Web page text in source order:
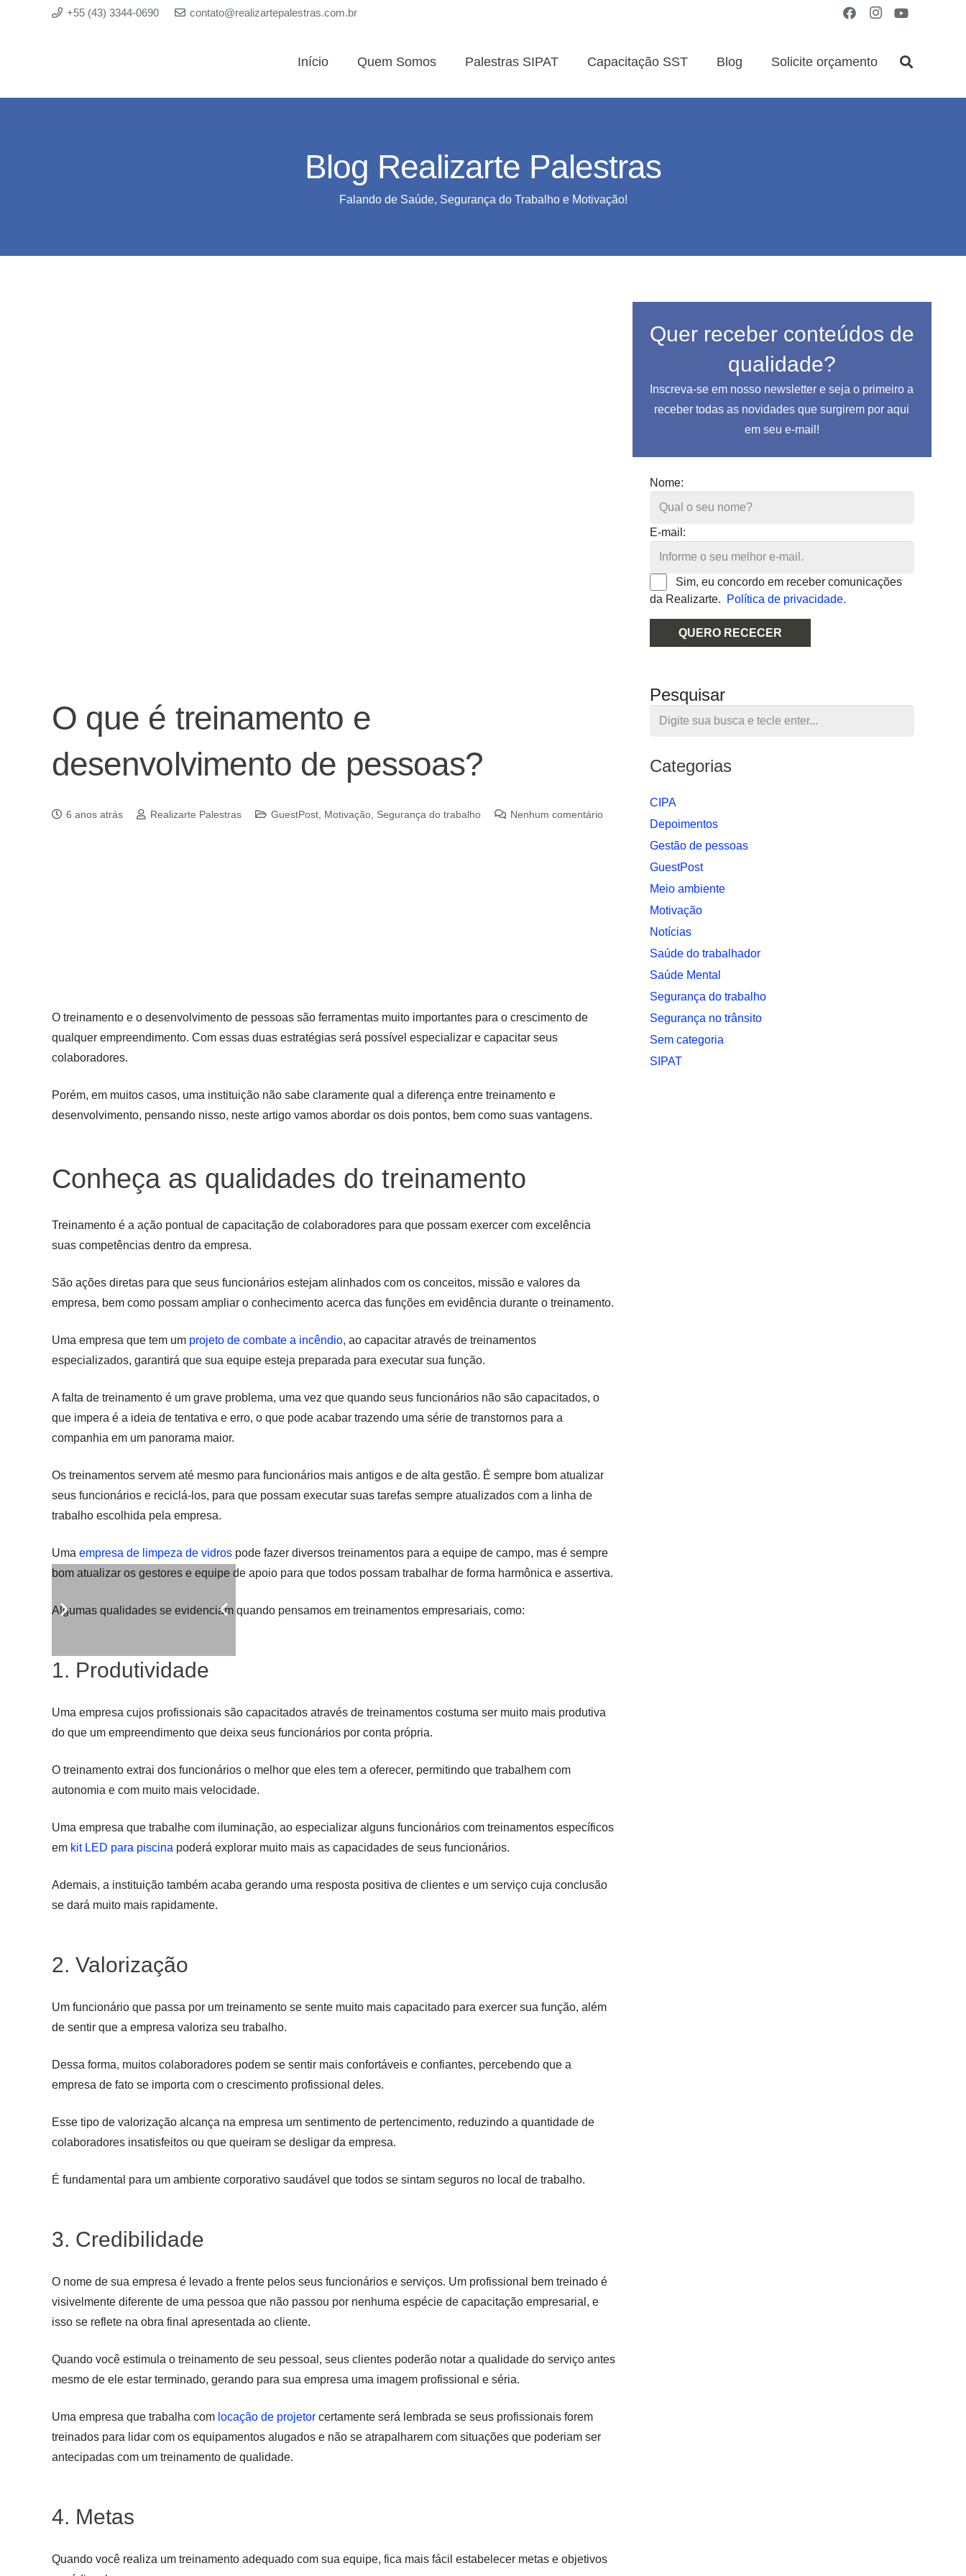
+55 (43) 3344-0690 contato@realizartepalestras.com.br
Início Quem Somos Palestras SIPAT Capacitação SST Blog Solicite orçamento
Blog Realizarte Palestras
Falando de Saúde, Segurança do Trabalho e Motivação!
O que é treinamento e
desenvolvimento de pessoas?
6 anos atrás Realizarte Palestras GuestPost, Motivação, Segurança do trabalho Nenhum comentário
O treinamento e o desenvolvimento de pessoas são ferramentas muito importantes para o crescimento de
qualquer empreendimento. Com essas duas estratégias será possível especializar e capacitar seus
colaboradores.
Porém, em muitos casos, uma instituição não sabe claramente qual a diferença entre treinamento e
desenvolvimento, pensando nisso, neste artigo vamos abordar os dois pontos, bem como suas vantagens.
Conheça as qualidades do treinamento
Treinamento é a ação pontual de capacitação de colaboradores para que possam exercer com excelência
suas competências dentro da empresa.
São ações diretas para que seus funcionários estejam alinhados com os conceitos, missão e valores da
empresa, bem como possam ampliar o conhecimento acerca das funções em evidência durante o treinamento.
Uma empresa que tem um projeto de combate a incêndio, ao capacitar através de treinamentos
especializados, garantirá que sua equipe esteja preparada para executar sua função.
A falta de treinamento é um grave problema, uma vez que quando seus funcionários não são capacitados, o
que impera é a ideia de tentativa e erro, o que pode acabar trazendo uma série de transtornos para a
companhia em um panorama maior.
Os treinamentos servem até mesmo para funcionários mais antigos e de alta gestão. É sempre bom atualizar
seus funcionários e reciclá-los, para que possam executar suas tarefas sempre atualizados com a linha de
trabalho escolhida pela empresa.
Uma empresa de limpeza de vidros pode fazer diversos treinamentos para a equipe de campo, mas é sempre
bom atualizar os gestores e equipe de apoio para que todos possam trabalhar de forma harmônica e assertiva.
Algumas qualidades se evidenciam quando pensamos em treinamentos empresariais, como:
1. Produtividade
Uma empresa cujos profissionais são capacitados através de treinamentos costuma ser muito mais produtiva
do que um empreendimento que deixa seus funcionários por conta própria.
O treinamento extrai dos funcionários o melhor que eles tem a oferecer, permitindo que trabalhem com
autonomia e com muito mais velocidade.
Uma empresa que trabalhe com iluminação, ao especializar alguns funcionários com treinamentos específicos
em kit LED para piscina poderá explorar muito mais as capacidades de seus funcionários.
Ademais, a instituição também acaba gerando uma resposta positiva de clientes e um serviço cuja conclusão
se dará muito mais rapidamente.
2. Valorização
Um funcionário que passa por um treinamento se sente muito mais capacitado para exercer sua função, além
de sentir que a empresa valoriza seu trabalho.
Dessa forma, muitos colaboradores podem se sentir mais confortáveis e confiantes, percebendo que a
empresa de fato se importa com o crescimento profissional deles.
Esse tipo de valorização alcança na empresa um sentimento de pertencimento, reduzindo a quantidade de
colaboradores insatisfeitos ou que queiram se desligar da empresa.
É fundamental para um ambiente corporativo saudável que todos se sintam seguros no local de trabalho.
3. Credibilidade
O nome de sua empresa é levado a frente pelos seus funcionários e serviços. Um profissional bem treinado é
visivelmente diferente de uma pessoa que não passou por nenhuma espécie de capacitação empresarial, e
isso se reflete na obra final apresentada ao cliente.
Quando você estimula o treinamento de seu pessoal, seus clientes poderão notar a qualidade do serviço antes
mesmo de ele estar terminado, gerando para sua empresa uma imagem profissional e séria.
Uma empresa que trabalha com locação de projetor certamente será lembrada se seus profissionais forem
treinados para lidar com os equipamentos alugados e não se atrapalharem com situações que poderiam ser
antecipadas com um treinamento de qualidade.
4. Metas
Quando você realiza um treinamento adequado com sua equipe, fica mais fácil estabelecer metas e objetivos
Quer receber conteúdos de
qualidade?
Inscreva-se em nosso newsletter e seja o primeiro a
receber todas as novidades que surgirem por aqui
em seu e-mail!
Nome:
E-mail:
Sim, eu concordo em receber comunicações
da Realizarte.
Política de privacidade.
QUERO RECECER
Pesquisar
Categorias
CIPA
Depoimentos
Gestão de pessoas
GuestPost
Meio ambiente
Motivação
Notí­cias
Saúde do trabalhador
Saúde Mental
Segurança do trabalho
Segurança no trânsito
Sem categoria
SIPAT